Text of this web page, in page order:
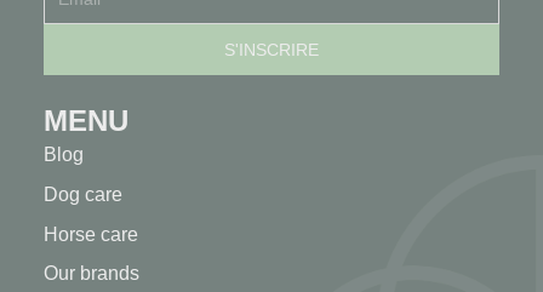
MENU
Blog
Dog care
Horse care
Our brands